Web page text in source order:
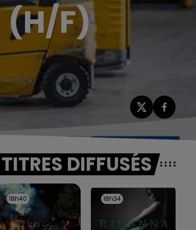
(H/F)
TITRES DIFFUSÉS
18h40
18h40 18h34
18h34